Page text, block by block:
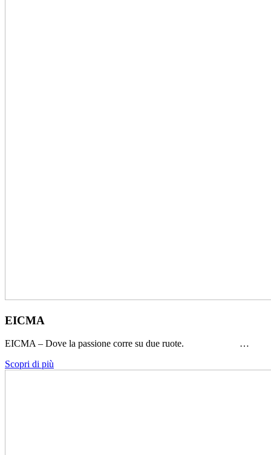
EICMA
EICMA – Dove la passione corre su due ruote. …
Scopri di più